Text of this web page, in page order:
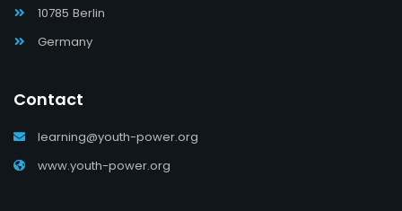
10785 Berlin
Germany
Contact
learning@youth-power.org
www.youth-power.org